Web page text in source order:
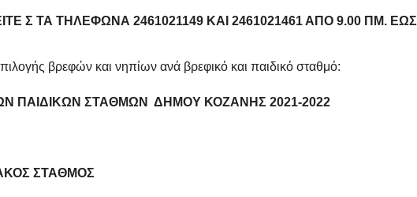
Σ ΤΑ ΤΗΛΈΦΩΝΑ 2461021149 ΚΑΙ 2461021461 ΑΠΌ 9.00 ΠΜ. ΈΩΣ
βρεφών και νηπίων ανά βρεφικό και παιδικό σταθμό:
ΠΑΙΔΙΚΩΝ ΣΤΑΘΜΩΝ ΔΗΜΟΥ ΚΟΖΑΝΗΣ 2021-2022
ΣΤΑΘΜΟΣ